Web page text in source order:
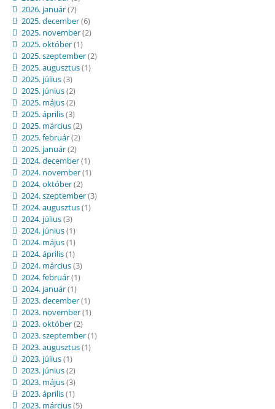
2026. január(7)
2025. december(6)
2025. november(2)
2025. október(1)
2025. szeptember(2)
2025. augusztus(1)
2025. július(3)
2025. június(2)
2025. május(2)
2025. április(3)
2025. március(2)
2025. február(2)
2025. január(2)
2024. december(1)
2024. november(1)
2024. október(2)
2024. szeptember(3)
2024. augusztus(1)
2024. július(3)
2024. június(1)
2024. május(1)
2024. április(1)
2024. március(3)
2024. február(1)
2024. január(1)
2023. december(1)
2023. november(1)
2023. október(2)
2023. szeptember(1)
2023. augusztus(1)
2023. július(1)
2023. június(2)
2023. május(3)
2023. április(1)
2023. március(5)